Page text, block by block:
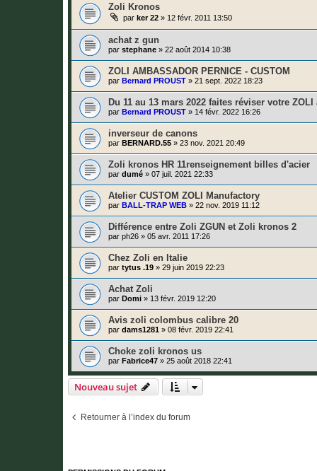
Zoli Kronos
par ker 22 » 12 févr. 2011 13:50
achat z gun
par stephane » 22 août 2014 10:38
ZOLI AMBASSADOR PERNICE - CUSTOM
par Bernard PROUST » 21 sept. 2022 18:23
Du 11 au 13 mars 2022 faites réviser votre
par Bernard PROUST » 14 févr. 2022 16:26
inverseur de canons
par BERNARD.55 » 23 nov. 2021 20:49
Zoli kronos HR 11renseignement billes d'acier
par dumé » 07 juil. 2021 22:33
Atelier CUSTOM ZOLI Manufactory
par BALL-TRAP WEB » 22 nov. 2019 11:12
Différence entre Zoli ZGUN et Zoli kronos 2
par ph26 » 05 avr. 2011 17:26
Chez Zoli en Italie
par tytus .19 » 29 juin 2019 22:23
Achat Zoli
par Domi » 13 févr. 2019 12:20
Avis zoli colombus calibre 20
par dams1281 » 08 févr. 2019 22:41
Choke zoli kronos us
par Fabrice47 » 25 août 2018 22:41
Nouveau sujet
Retourner à l’index du forum